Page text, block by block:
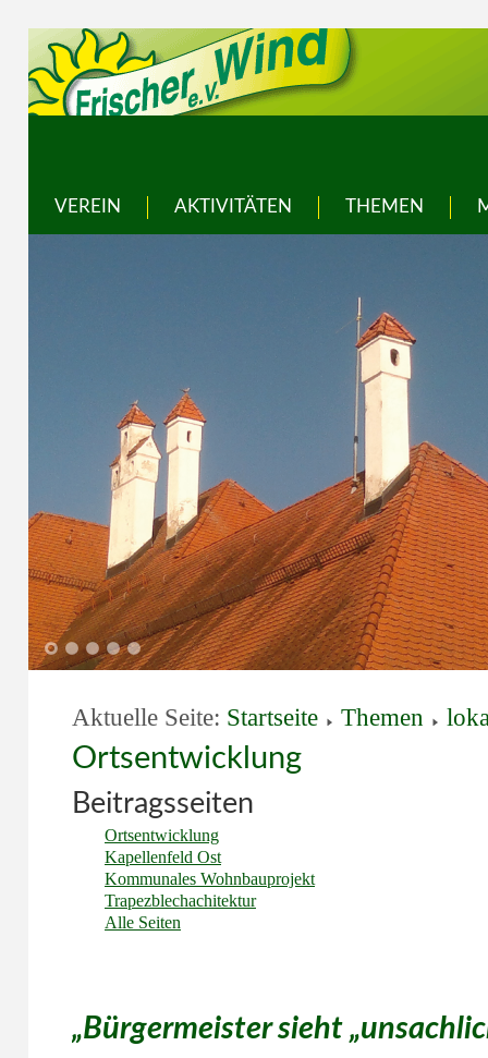
VEREIN AKTIVITÄTEN THEMEN
1 2 3 4 5
Aktuelle Seite: Startseite Themen
Ortsentwicklung
Beitragsseiten
Ortsentwicklung
Kapellenfeld Ost
Kommunales Wohnbauprojekt
Trapezblechachitektur
Alle Seiten
„Bürgermeister sieht